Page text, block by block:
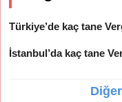
Türkiye’de kaç tane
İstanbul’da kaç tane